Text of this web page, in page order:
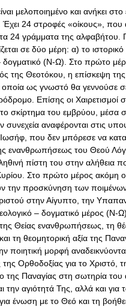
μελοποιημένο και ανήκει στο
Έχει 24 στροφές «οίκους», που
24 γράμματα της αλφαβήτου.
σε δύο μέρη: α) το
δογματικό (Ν-Ω). Στο πρώτο
της Θεοτόκου, η επίσκεψη
οποία ως γνωστό θα γεννούσε
Επίσης οι Χαιρετισμοί
σκίρτημα του εμβρύου, μέσα
συνεχεία αναφέρονται στις
που δεν μπόρεσε να
ενανθρωπήσεως του Θεού
πίστη του στην αλήθεια
Στο πρώτο μέρος ακόμη οι
την προσκύνηση των
στην Αίγυπτο, την
– δογματικό μέρος (Ν-Ω)
Θείας ενανθρωπήσεως, τη
τη θεομητορική αξία της
ποιητική μορφή
της Ορθοδοξίας για το Χριστό,
της Παναγίας στη σωτηρία
την αγιότητά Της, αλλά και για
ένωση με το Θεό και τη